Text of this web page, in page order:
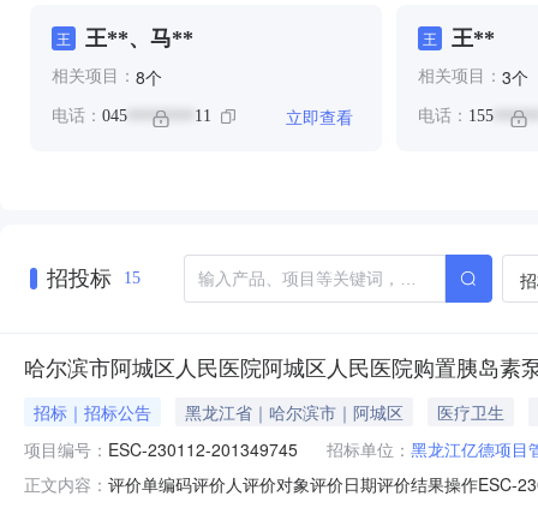
王 王**、马**
相关项目： 8个
电话： 045 ******** 11 立即查看
王 王**
相关项目： 3个
电话： 155
招投标 15
哈尔滨市阿城区人民医院阿城区人民医院购置胰岛素
招标｜招标公告 黑龙江省｜哈尔滨市｜阿城区
医疗卫生
项目编号： ESC-230112-201349745 招标单位： 黑龙江亿德项目
正文内容： 评价单编码评价人评价对象评价日期评价结果操作ESC-